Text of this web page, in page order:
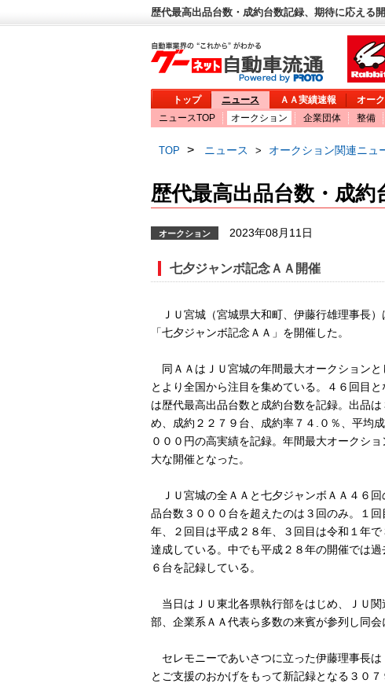
歴代最高出品台数・成約台数記録、期待に応える
トップ ニュース ＡＡ実績速報 オー
ニュースTOP
オークション 企業団体 整備
TOP > ニュース > オークション関連ニュ
歴代最高出品台数・成
オークション 2023年08月11日
七夕ジャンボ記念ＡＡ開催
ＪＵ宮城（宮城県大和町、伊藤行雄理事長）
「七夕ジャンボ記念ＡＡ」を開催した。
同ＡＡはＪＵ宮城の年間最大オークションと
とより全国から注目を集めている。４６回目
は歴代最高出品台数と成約台数を記録。出品
め、成約２２７９台、成約率７４.０％、平均
０００円の高実績を記録。年間最大オークシ
大な開催となった。
ＪＵ宮城の全ＡＡと七夕ジャンボＡＡ４６回
品台数３０００台を超えたのは３回のみ。１回
年、２回目は平成２８年、３回目は令和１年で
達成している。中でも平成２８年の開催では過
６台を記録している。
当日はＪＵ東北各県執行部をはじめ、ＪＵ関
部、企業系ＡＡ代表ら多数の来賓が参列し同会
セレモニーであいさつに立った伊藤理事長
とご支援のおかげをもって新記録となる３０